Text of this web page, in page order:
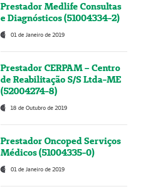
Prestador Medlife Consultas
e Diagnósticos (51004334-2)
01 de Janeiro de 2019
Prestador CERPAM – Centro
de Reabilitação S/S Ltda-ME
(52004274-8)
18 de Outubro de 2019
Prestador Oncoped Serviços
Médicos (51004335-0)
01 de Janeiro de 2019